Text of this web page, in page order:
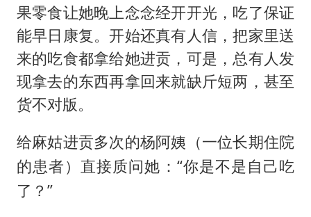
果零食让她晚上念念经开开光，吃了保证
能早日康复。开始还真有人信，把家里送
来的吃食都拿给她进贡，可是，总有人发
现拿去的东西再拿回来就缺斤短两，甚至
货不对版。
给麻姑进贡多次的杨阿姨（一位长期住院
的患者 ）直接质问她：“你是不是自己吃
了？”